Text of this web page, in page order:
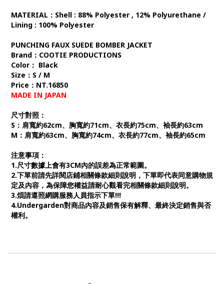
MATERIAL：Shell : 88% Polyester , 12% Polyurethane /
Lining : 100% Polyester
PUNCHING FAUX SUEDE BOMBER JACKET
Brand：COOTIE PRODUCTIONS
Color： Black
Size：S / M
Price：NT.16850
MADE IN JAPAN
尺寸對照：
S：肩寬約62cm、胸寬約71cm、衣長約75cm、袖長約63cm
M：肩寬約63cm、胸寬約74cm、衣長約77cm、袖長約65cm
注意事項：
1.尺寸數據上會有3CM內的誤差為正常範圍。
2.下單前請先詳閱店鋪相關條款細則說明，下單即代表同意購物規
定及內容，為保障您權益請耐心觀看完相關條款細則說明。
3.煩請遵照網購服務人員指示下單!!!
4.Undergarden對商品內容及銷售保有解釋、最終決定銷售與否
權利。